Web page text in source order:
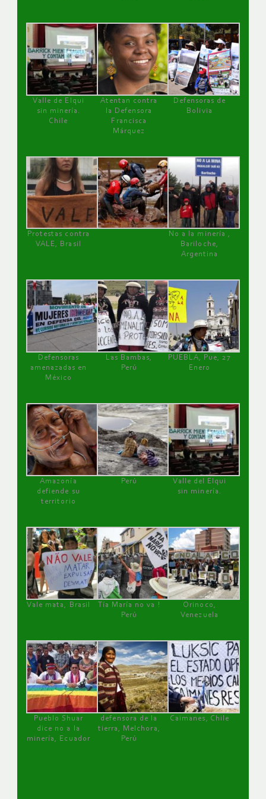
Valle de Elqui
sin minería.
Chile
Atentan contra
la Defensora
Francisca
Márquez
Defensoras de
Bolivia
Protestas contra
VALE, Brasil
No a la minería ,
Bariloche,
Argentina
Defensoras
amenazadas en
México
Las Bambas,
Perú
PUEBLA, Pue, 27
Enero
Amazonía
defiende su
territorio
Perú
Valle del Elqui
sin minería.
Vale mata, Brasil
Tía María no va !
Perú
Orinoco,
Venezuela
Pueblo Shuar
dice no a la
minería, Ecuador
defensora de la
tierra, Melchora,
Perú
Caimanes, Chile